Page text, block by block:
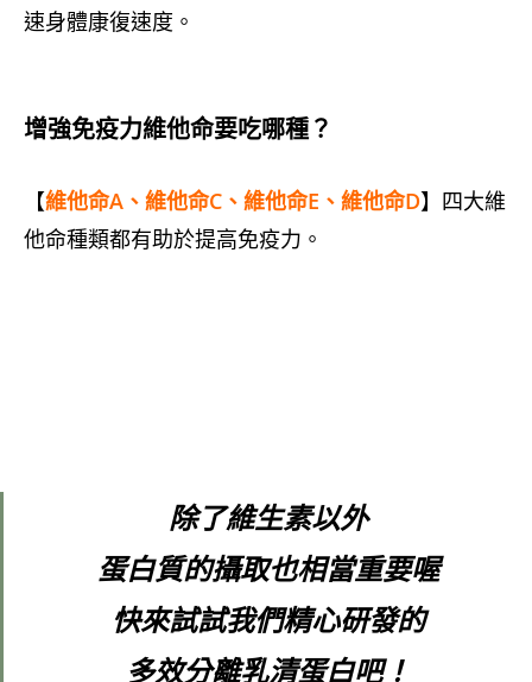
速身體康復速度。
增強免疫力維他命要吃哪種？
【維他命A、維他命C、維他命E、維他命D】四大維
他命種類都有助於提高免疫力。
除了維生素以外
蛋白質的攝取也相當重要喔
快來試試我們精心研發的
多效分離乳清蛋白吧！